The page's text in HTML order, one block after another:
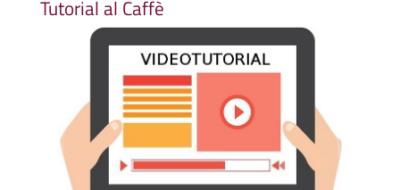
Tutorial al Caffè